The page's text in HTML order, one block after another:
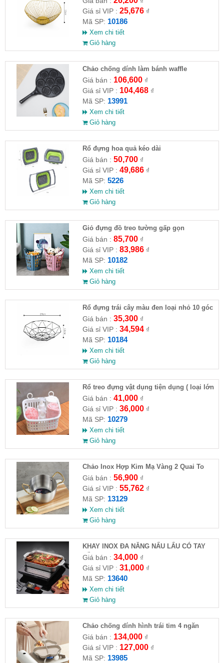
Giá sỉ VIP : 25,676₫
Mã SP: 10186
Xem chi tiết
Giỏ hàng
Chảo chống dính làm bánh waffle
Giá bán : 106,600₫
Giá sỉ VIP : 104,468₫
Mã SP: 13991
Xem chi tiết
Giỏ hàng
Rổ đựng hoa quả kéo dài
Giá bán : 50,700₫
Giá sỉ VIP : 49,686₫
Mã SP: 5226
Xem chi tiết
Giỏ hàng
Giỏ đựng đồ treo tường gấp gọn
Giá bán : 85,700₫
Giá sỉ VIP : 83,986₫
Mã SP: 10182
Xem chi tiết
Giỏ hàng
Rổ đựng trái cây màu đen loại nhỏ 10 góc
27x6.5cm
Giá bán : 35,300₫
Giá sỉ VIP : 34,594₫
Mã SP: 10184
Xem chi tiết
Giỏ hàng
Rổ treo đựng vật dụng tiện dụng ( loại lớn
)Giá bán : 41,000₫
Giá sỉ VIP : 36,000₫
Mã SP: 10279
Xem chi tiết
Giỏ hàng
Chảo Inox Hợp Kim Mạ Vàng 2 Quai To
18cm
Giá bán : 56,900₫
Giá sỉ VIP : 55,762₫
Mã SP: 13129
Xem chi tiết
Giỏ hàng
KHAY INOX ĐA NĂNG NẤU LẨU CÓ TAY
CẦM
Giá bán : 34,000₫
Giá sỉ VIP : 31,000₫
Mã SP: 13640
Xem chi tiết
Giỏ hàng
Chảo chống dính hình trái tim 4 ngăn
Giá bán : 134,000₫
Giá sỉ VIP : 127,000₫
Mã SP: 13985